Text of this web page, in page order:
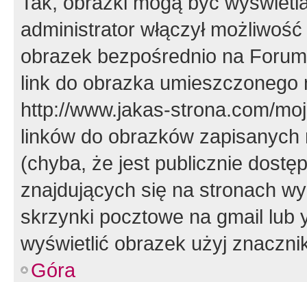
administrator włączył
obrazek bezpośrednio na
link do obrazka
http://www.jakas-strona.com/
linków do obrazków
(chyba, że jest publicznie
znajdujących się na stronach
skrzynki pocztowe na gmail lub
wyświetlić obrazek użyj
Góra